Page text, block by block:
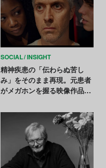
SOCIAL INSIGHT
精神疾患の「伝わらぬ苦し
み」をそのまま再現。元患者
がメガホンを握る映像作品
アートの最前線 Vol.4】